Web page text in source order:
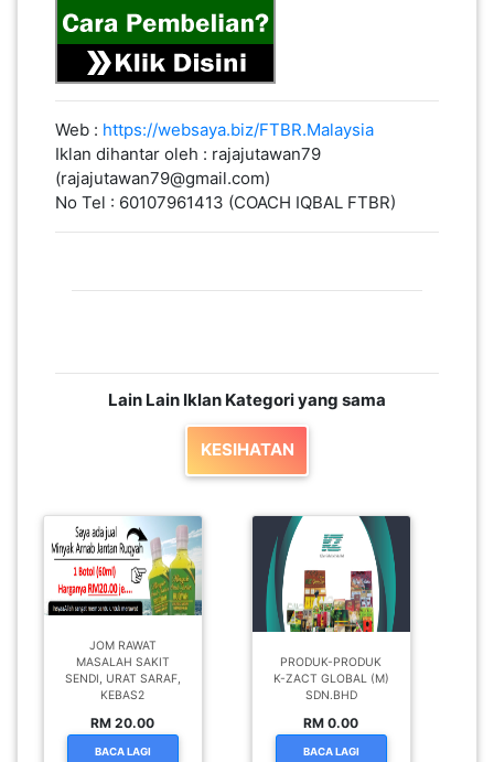
Web : https://websaya.biz/FTBR.Malaysia
Iklan dihantar oleh : rajajutawan79
(rajajutawan79@gmail.com)
No Tel : 60107961413 (COACH IQBAL FTBR)
Lain Lain Iklan Kategori yang sama
KESIHATAN
JOM RAWAT
MASALAH SAKIT
SENDI, URAT SARAF,
KEBAS2
RM 20.00
BACA LAGI
PRODUK-PRODUK
K-ZACT GLOBAL (M)
SDN.BHD
RM 0.00
BACA LAGI